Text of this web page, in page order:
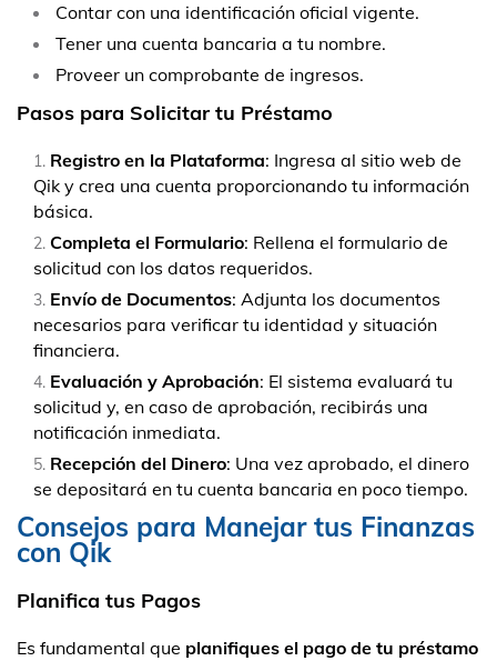
Contar con una identificación oficial vigente.
Tener una cuenta bancaria a tu nombre.
Proveer un comprobante de ingresos.
Pasos para Solicitar tu Préstamo
Registro en la Plataforma: Ingresa al sitio web de
Qik y crea una cuenta proporcionando tu información
básica.
Completa el Formulario: Rellena el formulario de
solicitud con los datos requeridos.
Envío de Documentos: Adjunta los documentos
necesarios para verificar tu identidad y situación
financiera.
Evaluación y Aprobación: El sistema evaluará tu
solicitud y, en caso de aprobación, recibirás una
notificación inmediata.
Recepción del Dinero: Una vez aprobado, el dinero
se depositará en tu cuenta bancaria en poco tiempo.
Consejos para Manejar tus Finanzas
con Qik
Planifica tus Pagos
Es fundamental que planifiques el pago de tu préstamo